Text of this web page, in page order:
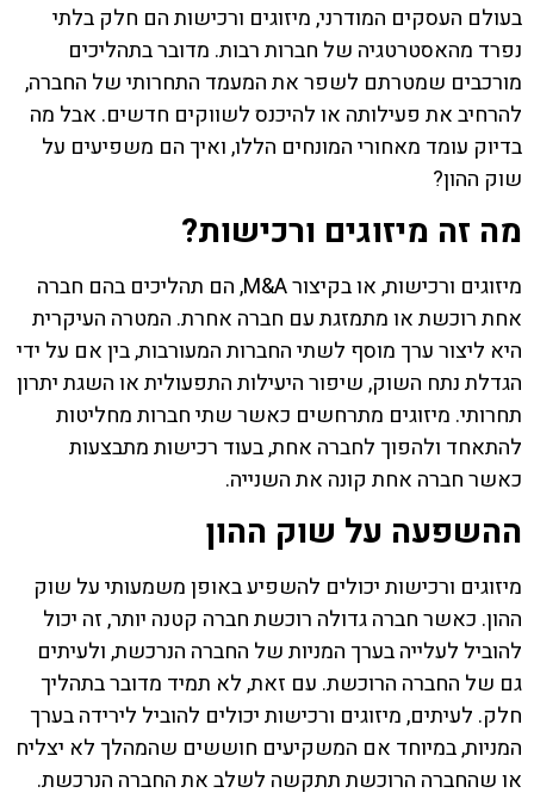
בעולם העסקים המודרני, מיזוגים ורכישות הם חלק בלתי
נפרד מהאסטרטגיה של חברות רבות. מדובר בתהליכים
מורכבים שמטרתם לשפר את המעמד התחרותי של החברה,
להרחיב את פעילותה או להיכנס לשווקים חדשים. אבל מה
בדיוק עומד מאחורי המונחים הללו, ואיך הם משפיעים על
שוק ההון?
מה זה מיזוגים ורכישות?
מיזוגים ורכישות, או בקיצור M&A, הם תהליכים בהם חברה
אחת רוכשת או מתמזגת עם חברה אחרת. המטרה העיקרית
היא ליצור ערך מוסף לשתי החברות המעורבות, בין אם על ידי
הגדלת נתח השוק, שיפור היעילות התפעולית או השגת יתרון
תחרותי. מיזוגים מתרחשים כאשר שתי חברות מחליטות
להתאחד ולהפוך לחברה אחת, בעוד רכישות מתבצעות
כאשר חברה אחת קונה את השנייה.
ההשפעה על שוק ההון
מיזוגים ורכישות יכולים להשפיע באופן משמעותי על שוק
ההון. כאשר חברה גדולה רוכשת חברה קטנה יותר, זה יכול
להוביל לעלייה בערך המניות של החברה הנרכשת, ולעיתים
גם של החברה הרוכשת. עם זאת, לא תמיד מדובר בתהליך
חלק. לעיתים, מיזוגים ורכישות יכולים להוביל לירידה בערך
המניות, במיוחד אם המשקיעים חוששים שהמהלך לא יצליח
או שהחברה הרוכשת תתקשה לשלב את החברה הנרכשת.